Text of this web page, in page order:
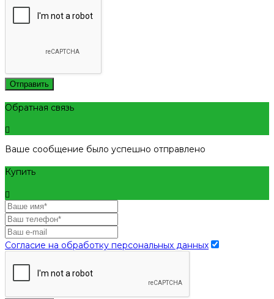
Отправить
Обратная связь
Ваше сообщение было успешно отправлено
Купить
Согласие на обработку персональных данных